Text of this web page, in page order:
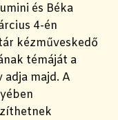
és Béka
4-én
kézműveskedő
témáját a
adja majd. A